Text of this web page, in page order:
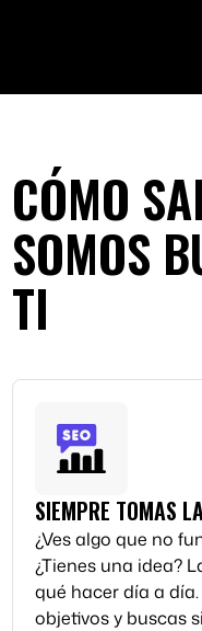
CÓMO
SOMOS
TI
SIEMPRE TOMAS
¿Ves algo que no
¿Tienes una idea?
qué hacer día a
objetivos y buscas